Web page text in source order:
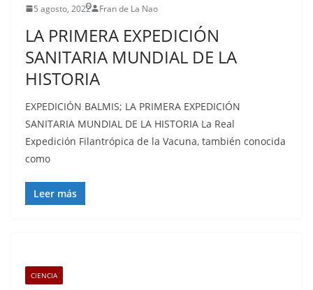
5 agosto, 2022 Fran de La Nao
LA PRIMERA EXPEDICIÓN
SANITARIA MUNDIAL DE LA
HISTORIA
EXPEDICIÓN BALMIS; LA PRIMERA EXPEDICIÓN
SANITARIA MUNDIAL DE LA HISTORIA La Real
Expedición Filantrópica de la Vacuna, también conocida
como
Leer más
CIENCIA